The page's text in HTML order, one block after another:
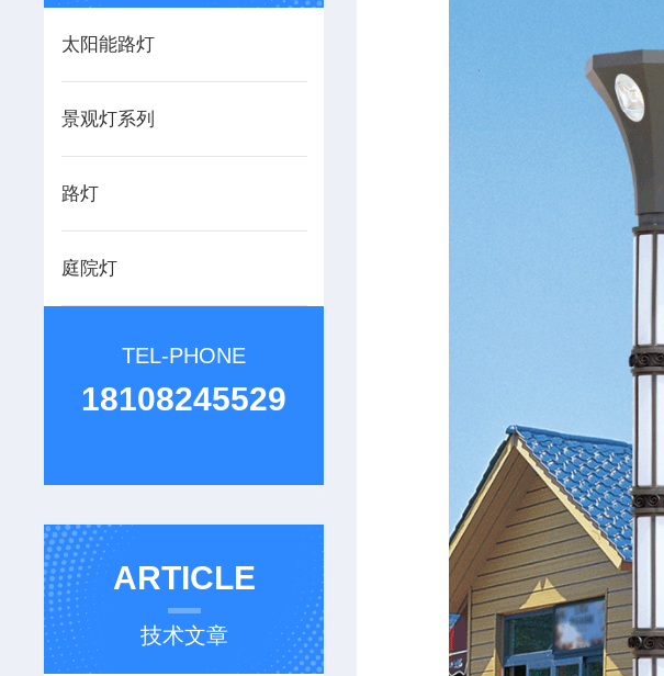
太阳能路灯
景观灯系列
路灯
庭院灯
TEL-PHONE
18108245529
ARTICLE
技术文章